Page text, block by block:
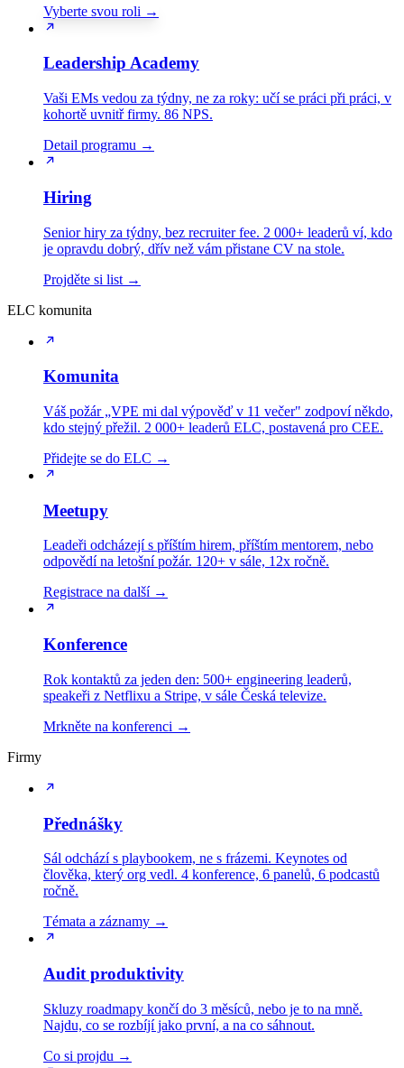
Vyberte svou roli →
Leadership Academy
Vaši EMs vedou za týdny, ne za roky: učí se práci při práci, v
kohortě uvnitř firmy. 86 NPS.
Detail programu →
Hiring
Senior hiry za týdny, bez recruiter fee. 2 000+ leaderů ví, kdo
je opravdu dobrý, dřív než vám přistane CV na stole.
Projděte si list →
ELC komunita
Komunita
Váš požár „VPE mi dal výpověď v 11 večer" zodpoví někdo,
kdo stejný přežil. 2 000+ leaderů ELC, postavená pro CEE.
Přidejte se do ELC →
Meetupy
Leadeři odcházejí s příštím hirem, příštím mentorem, nebo
odpovědí na letošní požár. 120+ v sále, 12x ročně.
Registrace na další →
Konference
Rok kontaktů za jeden den: 500+ engineering leaderů,
speakeři z Netflixu a Stripe, v sále Česká televize.
Mrkněte na konferenci →
Firmy
Přednášky
Sál odchází s playbookem, ne s frázemi. Keynotes od
člověka, který org vedl. 4 konference, 6 panelů, 6 podcastů
ročně.
Témata a záznamy →
Audit produktivity
Skluzy roadmapy končí do 3 měsíců, nebo je to na mně.
Najdu, co se rozbíjí jako první, a na co sáhnout.
Co si projdu →